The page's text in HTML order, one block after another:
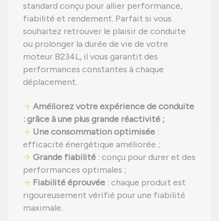
standard conçu pour allier performance,
fiabilité et rendement. Parfait si vous
souhaitez retrouver le plaisir de conduite
ou prolonger la durée de vie de votre
moteur B234L, il vous garantit des
performances constantes à chaque
déplacement.
Améliorez votre expérience de conduite
: grâce à une plus grande réactivité ;
Une consommation optimisée :
efficacité énergétique améliorée ;
Grande fiabilité : conçu pour durer et des
performances optimales ;
Fiabilité éprouvée : chaque produit est
rigoureusement vérifié pour une fiabilité
maximale.